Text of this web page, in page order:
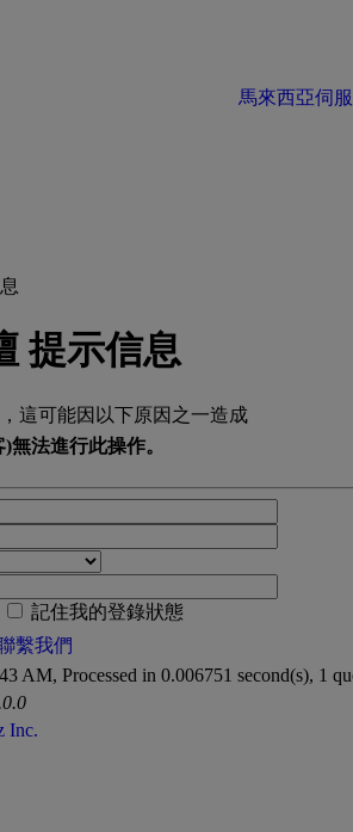
馬來西亞伺
提示信息
這可能因以下原因之一造成
無法進行此操作。
記住我的登錄狀態
繫我們
AM, Processed in 0.006751 second(s), 1
Inc.